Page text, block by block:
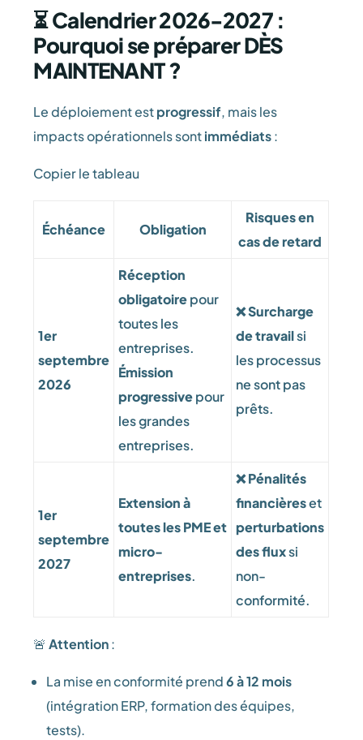
⏳ Calendrier 2026-2027 :
Pourquoi se préparer DÈS
MAINTENANT ?
Le déploiement estprogressif, mais les
impacts opérationnels sontimmédiats:
Copier le tableau
Échéance Obligation
Risques en
cas de retard
1er
septembre
2026
Réception
obligatoirepour
toutes les
entreprises.
Émission
progressivepour
les grandes
entreprises.
❌Surcharge
de travailsi
les processus
ne sont pas
prêts.
1er
septembre
2027
Extension à
toutes les PME et
micro-
entreprises.
❌Pénalités
financièreset
perturbations
des fluxsi
non-
conformité.
🚨Attention:
La mise en conformité prend6 à 12 mois
(intégration ERP, formation des équipes,
tests).